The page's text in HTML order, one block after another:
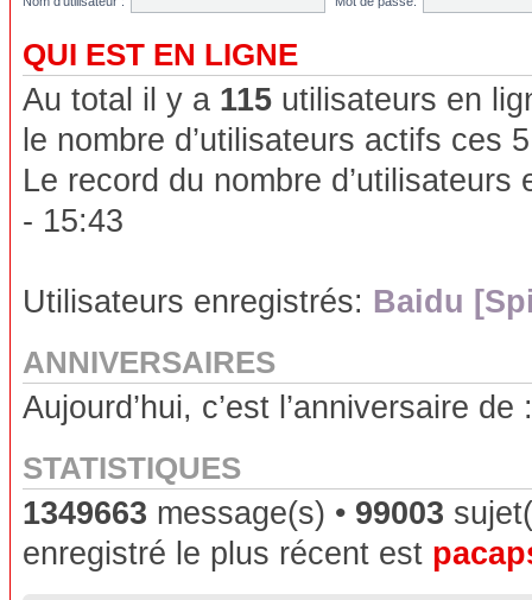
QUI EST EN LIGNE
Au total il y a 115 utilisateurs en
le nombre d’utilisateurs actifs ces
Le record du nombre
- 15:43
Utilisateurs enregistrés: Baidu
ANNIVERSAIRES
Aujourd’hui, c’est l’anniversaire de
STATISTIQUES
1349663 message(s) • 99003
enregistré le plus récent est